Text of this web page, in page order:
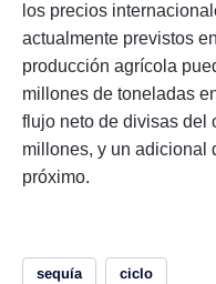
los precios
actualmente previstos
producción agrícola
millones de toneladas
flujo neto de divisas del
millones, y un adicional
próximo.
sequía ciclo